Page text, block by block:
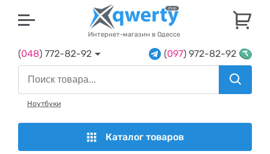
Интернет-магазин в Одессе
(048) 772-82-92 (097) 972-82-92
Ноутбуки
Каталог товаров